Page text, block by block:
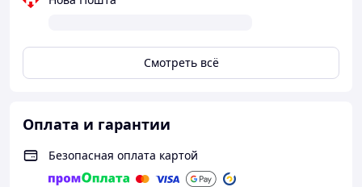
Смотреть всё
Оплата и гарантии
Безопасная оплата картой